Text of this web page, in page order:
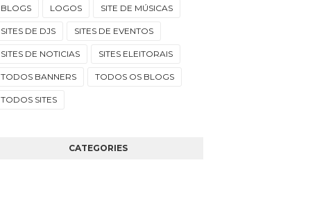
BLOGS LOGOS SITE DE MÚSICAS
SITES DE DJS SITES DE EVENTOS
SITES DE NOTICIAS SITES ELEITORAIS
TODOS BANNERS TODOS OS BLOGS
TODOS SITES
CATEGORIES